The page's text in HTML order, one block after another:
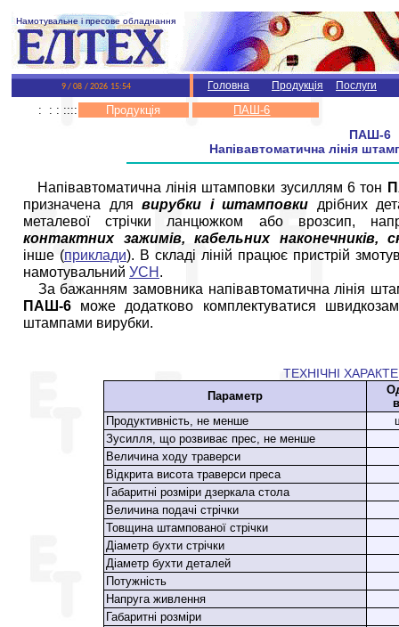
Намотувальне і пресове обладнання
Головна Продукція Послуги
: : : :::: Продукція ПАШ-6
ПАШ-6
Напівавтоматична лінія
Напівавтоматична лінія штамповки зусиллям 6 тон
призначена длявирубки і штамповки дрібних
металевої стрічки ланцюжком або врозсип,
контактних зажимів, кабельних наконечників,
інше (приклади). В складі ліній працює пристрій
намотувальний УСН.
За бажанням замовника напівавтоматична лінія
ПАШ-6 може додатково комплектуватися
штампами вирубки.
ТЕХНІЧНІ
Параметр
Продуктивність, не менше
Зусилля, що розвиває прес, не менше
Величина ходу траверси
Відкрита висота траверси преса
Габаритні розміри дзеркала стола
Величина подачі стрічки
Товщина штампованої стрічки
Діаметр бухти стрічки
Діаметр бухти деталей
Потужність
Напруга живлення
Габаритні розміри